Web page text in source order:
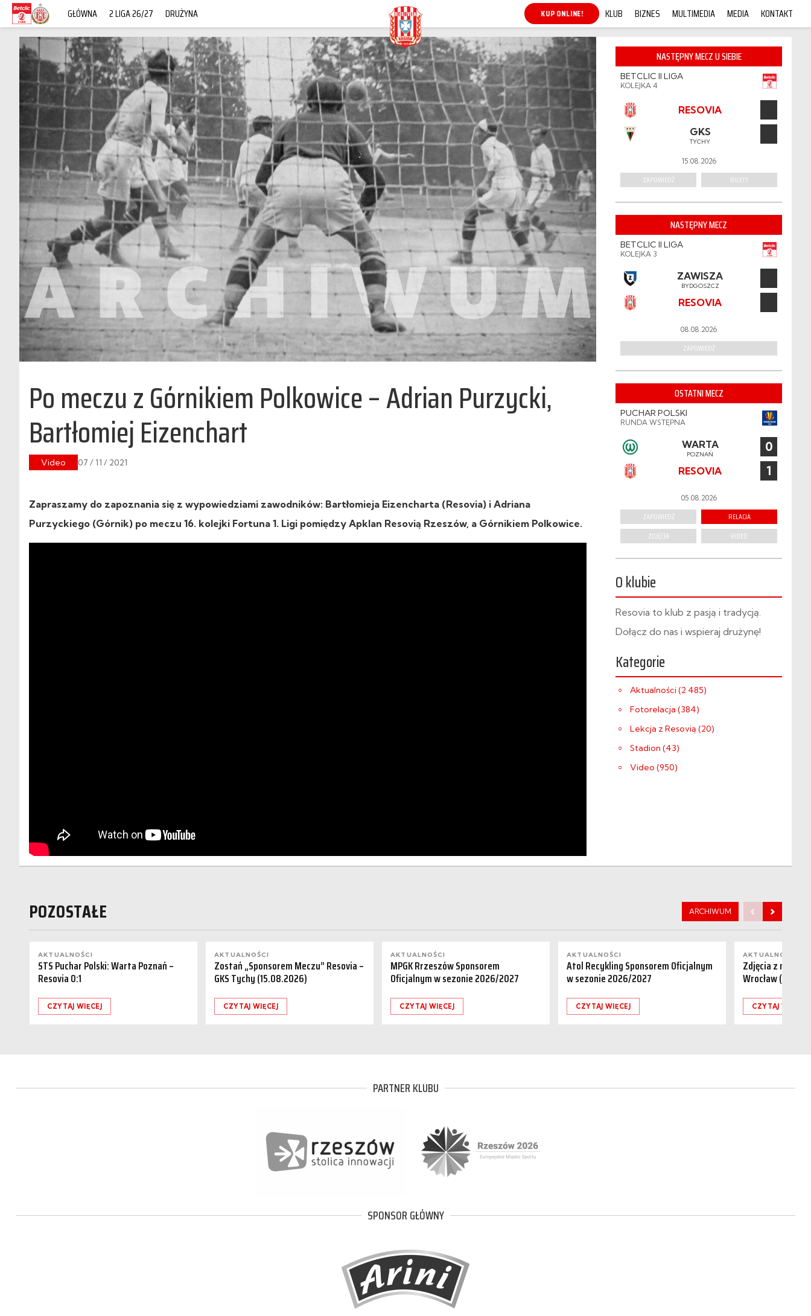
GŁÓWNA 2 LIGA 26/27 DRUŻYNA KUP ONLINE! KLUB BIZNES MULTIMEDIA MEDIA KONTAKT
Po meczu z Górnikiem Polkowice – Adrian Purzycki,
Bartłomiej Eizenchart
Video 07 / 11 / 2021
Zapraszamy do zapoznania się z wypowiedziami zawodników: Bartłomieja Eizencharta (Resovia) i Adriana
Purzyckiego (Górnik) po meczu 16. kolejki Fortuna 1. Ligi pomiędzy Apklan Resovią Rzeszów, a Górnikiem Polkowice.
NASTĘPNY MECZ U SIEBIE
BETCLIC II LIGA
KOLEJKA 4
RESOVIA
GKS
TYCHY
15.08.2026
ZAPOWIEDŹ BILETY
NASTĘPNY MECZ
BETCLIC II LIGA
KOLEJKA 3
ZAWISZA
BYDGOSZCZ
RESOVIA
08.08.2026
ZAPOWIEDŹ
OSTATNI MECZ
PUCHAR POLSKI
RUNDA WSTĘPNA
WARTA
POZNAŃ 0
RESOVIA 1
05.08.2026
ZAPOWIEDŹ
RELACJA
ZDJĘCIA
VIDEO
O klubie
Resovia to klub z pasją i tradycją.
Dołącz do nas i wspieraj drużynę!
Kategorie
Aktualności (2 485)
Fotorelacja (384)
Lekcja z Resovią (20)
Stadion (43)
Video (950)
POZOSTAŁE ARCHIWUM
AKTUALNOŚCI
STS Puchar Polski: Warta Poznań –
Resovia 0:1
CZYTAJ WIĘCEJ
AKTUALNOŚCI
Zostań „Sponsorem Meczu” Resovia –
GKS Tychy (15.08.2026)
CZYTAJ WIĘCEJ
AKTUALNOŚCI
MPGK Rrzeszów Sponsorem
Oficjalnym w sezonie 2026/2027
CZYTAJ WIĘCEJ
AKTUALNOŚCI
Atol Recykling Sponsorem Oficjalnym
w sezonie 2026/2027
CZYTAJ WIĘCEJ
AKTUALNOŚCI
Zdjęcia z meczu
Wrocław
CZYTAJ WIĘCEJ
PARTNER KLUBU
SPONSOR GŁÓWNY